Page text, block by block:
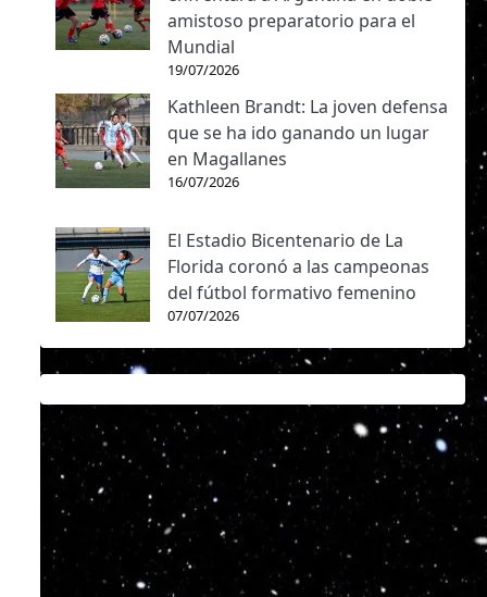
amistoso preparatorio para el
Mundial
19/07/2026
Kathleen Brandt: La joven defensa
que se ha ido ganando un lugar
en Magallanes
16/07/2026
El Estadio Bicentenario de La
Florida coronó a las campeonas
del fútbol formativo femenino
07/07/2026